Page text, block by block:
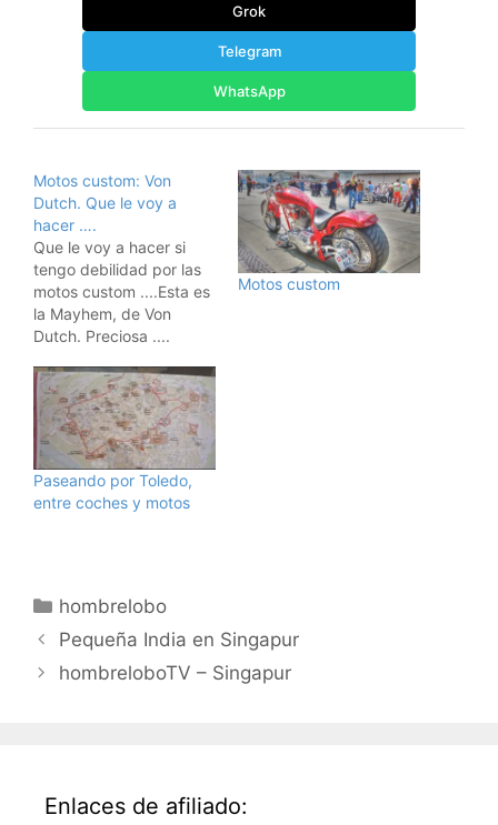
Grok
Telegram
WhatsApp
Motos custom: Von
Dutch. Que le voy a
hacer ….
Que le voy a hacer si
tengo debilidad por las
motos custom ....Esta es
la Mayhem, de Von
Dutch. Preciosa ....
Motos custom
Paseando por Toledo,
entre coches y motos
Categorías
hombrelobo
Pequeña India en Singapur
hombreloboTV – Singapur
Enlaces de afiliado: